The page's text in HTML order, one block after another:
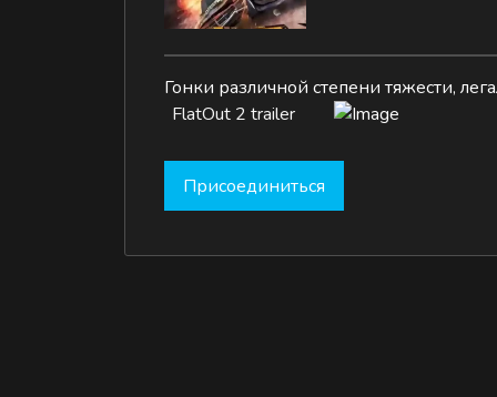
Гонки различной степени тяжести,
FlatOut 2 trailer
Присоединиться